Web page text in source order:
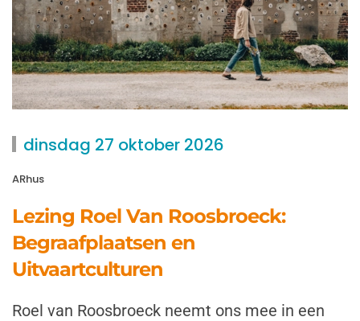
dinsdag 27 oktober 2026
ARhus
Lezing Roel Van Roosbroeck:
Begraafplaatsen en
Uitvaartculturen
Roel van Roosbroeck neemt ons mee in een